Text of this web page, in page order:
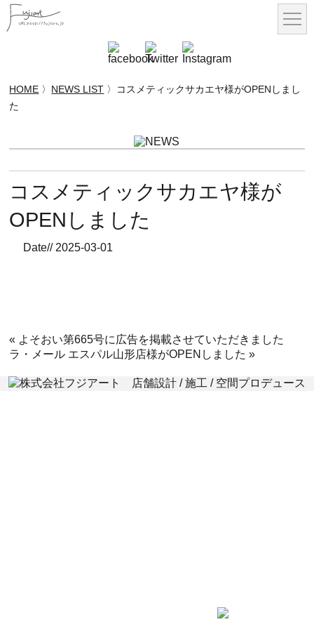
HOME 〉 NEWS LIST 〉コスメティックサカエヤ様がOPENしまし
た
コスメティックサカエヤ様が
OPENしました
Date// 2025-03-01
« よそおい第665号に広告を掲載させていただきました
ラ・メール エスパル山形店様がOPENしました »